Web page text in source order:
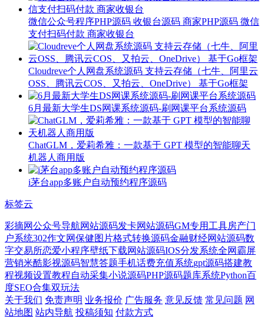
微信公众号程序PHP源码 收银台源码 商家PHP源码 微信
支付扫码付款 商家收银台
Cloudreve个人网盘系统源码 支持云存储（七牛、阿里云
OSS、腾讯云COS、又拍云、OneDrive） 基于Go框架
6月最新大学生DS网课系统源码-刷网课平台系统源码
ChatGLM，爱莉希雅：一款基于 GPT 模型的智能聊天
机器人商用版
i茅台app多账户自动预约程序源码
标签云
彩摘网公众号导航网站源码发卡网站源码GM专用工具房产门
户系统302作文网保健图片格式转换源码金融财经网站源码数
字交易所恋爱小程序壁纸下载网站源码IOS分发系统全网霸屏
营销米酷影视源码智慧答题手机话费充值系统gpt源码搭建教
程视频设置教程自动采集小说源码PHP源码题库系统Python百
度SEO合集双玩法
关于我们 免责声明 业务报价 广告服务 意见反馈 常见问题 网
站地图 站内导航 投稿须知 付款方式